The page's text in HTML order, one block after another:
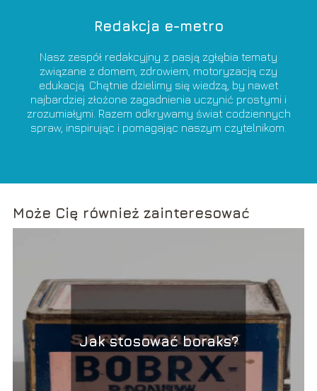
Redakcja e-metro
Nasz zespół redakcyjny z pasją zgłębia tematy
związane z domem, zdrowiem, motoryzacją czy
edukacją. Chętnie dzielimy się wiedzą, by nawet
najbardziej złożone zagadnienia uczynić prostymi i
zrozumiałymi. Razem odkrywamy świat codziennych
spraw, inspirując i pomagając naszym czytelnikom.
Może Cię również zainteresować
Jak stosować boraks?